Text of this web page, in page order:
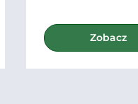
Zobacz